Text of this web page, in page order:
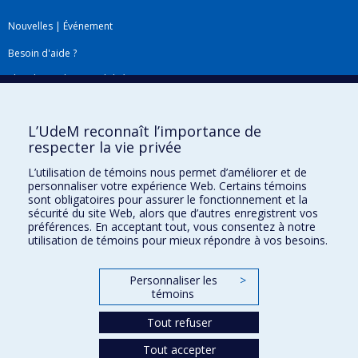
Nouvelles | Événement
Besoin d'aide ?
Plan du site|Accessibilité
Téléchargez les logos de l'ESPUM
L’UdeM reconnaît l’importance de
respecter la vie privée
L’utilisation de témoins nous permet d’améliorer et de
personnaliser votre expérience Web. Certains témoins
sont obligatoires pour assurer le fonctionnement et la
sécurité du site Web, alors que d’autres enregistrent vos
préférences. En acceptant tout, vous consentez à notre
utilisation de témoins pour mieux répondre à vos besoins.
Personnaliser les
témoins
>
Tout refuser
Tout accepter